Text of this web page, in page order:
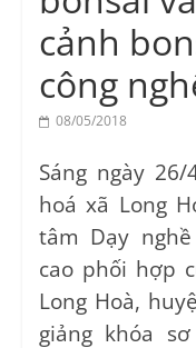
Vocational
Centercảnh
công
08/05/2018
Sáng ngày
hoá xã Long
tâm Dạy
cao phối hợp
Long Hoà,
giảng khóa